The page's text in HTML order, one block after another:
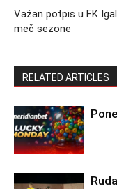
Važan potpis u FK
meč sezone
RELATED ARTICLES